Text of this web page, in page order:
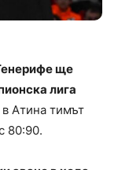
ще
лига
Атина тимът
80:90.